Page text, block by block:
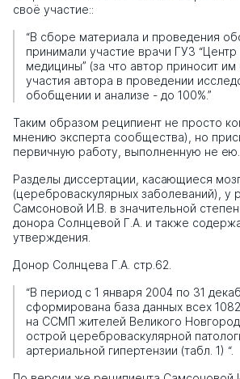
своё участие::
“В сборе материала и проведения
принимали участие врачи ГУЗ
медицины” (за что автор приносит
участия автора в проведении
обобщении и анализе - до 100%.”
Таким образом реципиент не просто
мнению эксперта сообщества), но
первичную работу, выполненную не ею.
Разделы диссертации, касающиеся
(цереброваскулярных заболеваний), у
Самсоновой И.В. в значительной
донора Солнцевой Г.А. и также
утверждения.
Донор Солнцева Г.А. стр.62.
“В период с 1 января 2004 по 31
сформирована база данных всех
на ССМП жителей Великого
острой цереброваскулярной
артериальной гипертензии (табл. 1) “.